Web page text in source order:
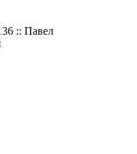
:: Павел